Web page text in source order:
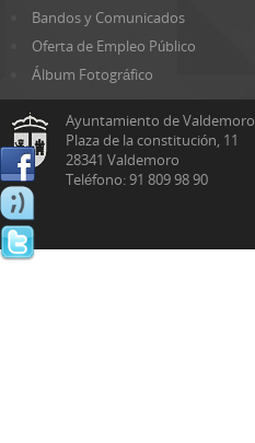
Bandos y Comunicados
Oferta de Empleo Público
Álbum Fotográfico
Ayuntamiento de Valdemoro
Plaza de la constitución, 11
28341 Valdemoro
Teléfono: 91 809 98 90